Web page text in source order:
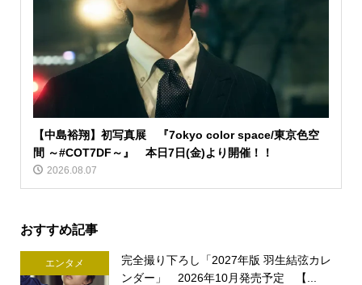
【中島裕翔】初写真展 『7okyo color space/東京色空
間 ～#COT7DF～』 本日7日(金)より開催！！
2026.08.07
おすすめ記事
エンタメ
完全撮り下ろし「2027年版 羽生結弦カレ
ンダー」 2026年10月発売予定 【...